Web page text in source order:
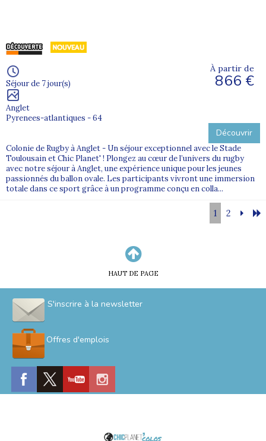
Séjour de 7 jour(s)
Anglet
Pyrenees-atlantiques - 64
À partir de
866 €
Découvrir
Colonie de Rugby à Anglet - Un séjour exceptionnel avec le Stade
Toulousain et Chic Planet' ! Plongez au cœur de l’univers du rugby
avec notre séjour à Anglet, une expérience unique pour les jeunes
passionnés du ballon ovale. Les participants vivront une immersion
totale dans ce sport grâce à un programme conçu en colla...
1 2
HAUT DE PAGE
S'inscrire à la newsletter
Offres d'emplois